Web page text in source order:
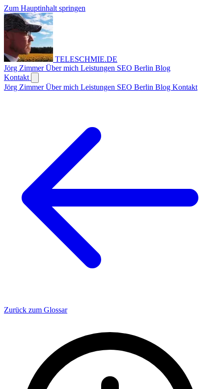
Zum Hauptinhalt springen
TELESCHMIE.DE
Jörg ZimmerÜber mich Leistungen SEO Berlin Blog
Kontakt
Jörg ZimmerÜber mich Leistungen SEO Berlin Blog Kontakt
Zurück zum Glossar